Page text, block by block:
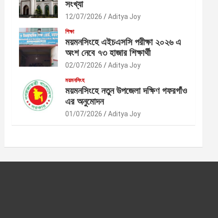
সংখ্যা
12/07/2026 Aditya Joy
শিক্ষা
ময়মনসিংহে এইচএসসি পরীক্ষা ২০২৬ এ
অংশ নেবে ৭৩ হাজার শিক্ষার্থী
02/07/2026 Aditya Joy
ময়মনসিংহ
ময়মনসিংহে নতুন উপজেলা দক্ষিণ গফরগাঁও
এর অনুমোদন
01/07/2026 Aditya Joy